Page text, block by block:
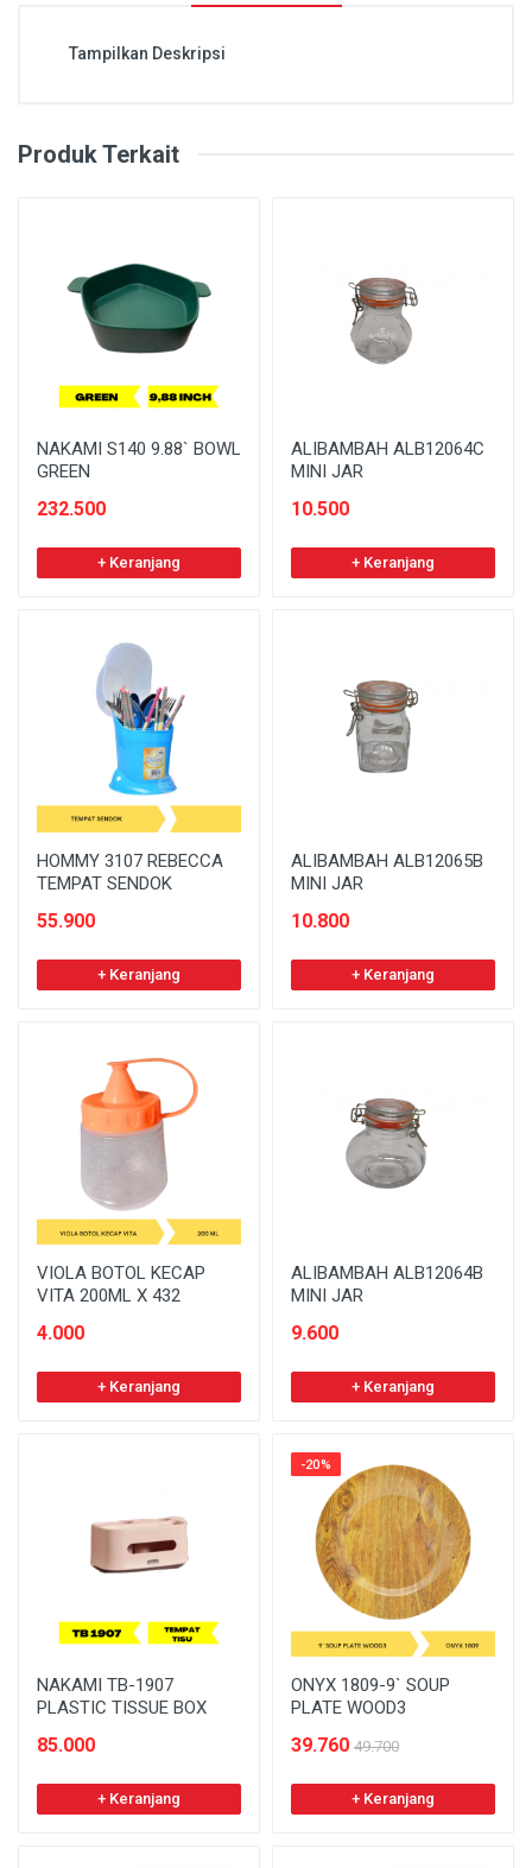
Tampilkan Deskripsi
Produk Terkait
NAKAMI S140 9.88` BOWL
GREEN
232.500
+ Keranjang
ALIBAMBAH ALB12064C
MINI JAR
10.500
+ Keranjang
HOMMY 3107 REBECCA
TEMPAT SENDOK
55.900
+ Keranjang
ALIBAMBAH ALB12065B
MINI JAR
10.800
+ Keranjang
VIOLA BOTOL KECAP
VITA 200ML X 432
4.000
+ Keranjang
ALIBAMBAH ALB12064B
MINI JAR
9.600
+ Keranjang
NAKAMI TB-1907
PLASTIC TISSUE BOX
85.000
+ Keranjang
-20%
ONYX 1809-9` SOUP
PLATE WOOD3
39.760 49.700
+ Keranjang